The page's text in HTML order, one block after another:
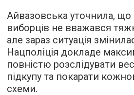
Айвазовська уточнила, що
виборців не вважався
але зараз ситуація
Нацполіція докладе
повністю розслідувати
підкупу та покарати
схеми.